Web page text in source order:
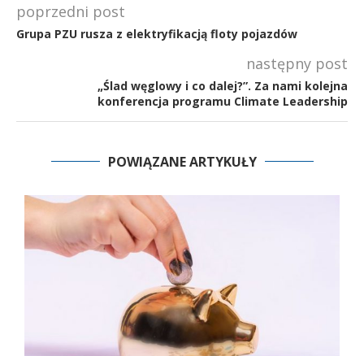
poprzedni post
Grupa PZU rusza z elektryfikacją floty pojazdów
następny post
„Ślad węglowy i co dalej?”. Za nami kolejna
konferencja programu Climate Leadership
POWIĄZANE ARTYKUŁY